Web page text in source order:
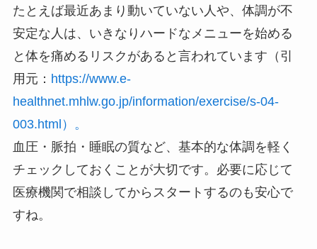
たとえば最近あまり動いていない人や、体調が不
安定な人は、いきなりハードなメニューを始める
と体を痛めるリスクがあると言われています（引
用元： https://www.e-
healthnet.mhlw.go.jp/information/exercise/s-04-
003.html）。
血圧・脈拍・睡眠の質など、基本的な体調を軽く
チェックしておくことが大切です。必要に応じて
医療機関で相談してからスタートするのも安心で
すね。